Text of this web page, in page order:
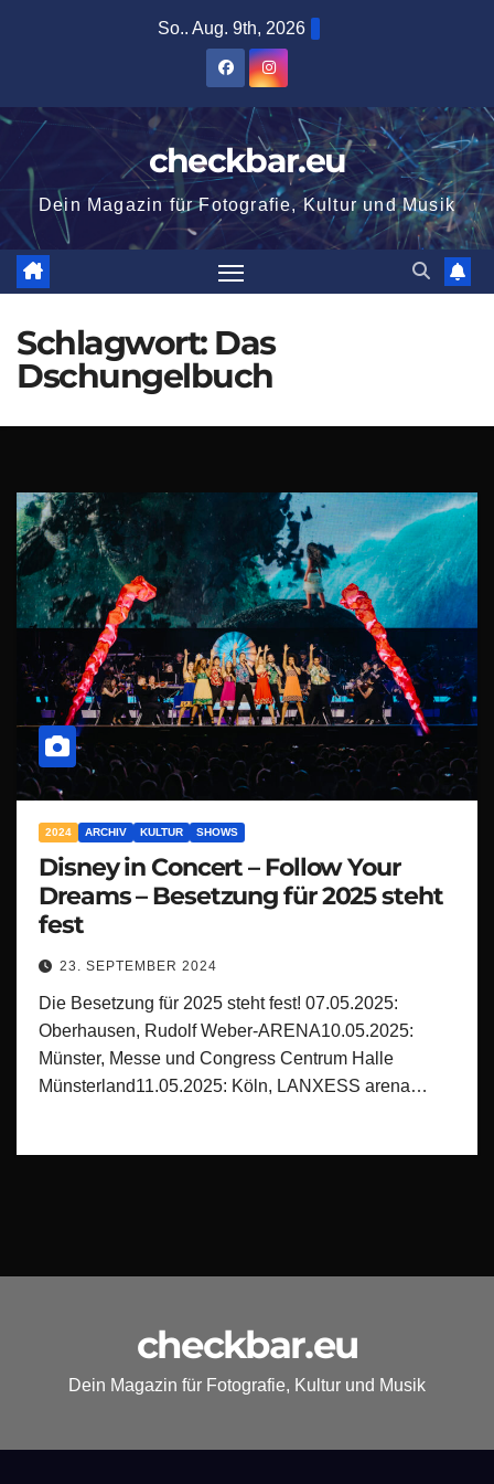
So.. Aug. 9th, 2026
checkbar.eu
Dein Magazin für Fotografie, Kultur und Musik
Schlagwort: Das
Dschungelbuch
2024 ARCHIV KULTUR SHOWS
Disney in Concert – Follow Your
Dreams – Besetzung für 2025 steht
fest
23. SEPTEMBER 2024
Die Besetzung für 2025 steht fest! 07.05.2025:
Oberhausen, Rudolf Weber-ARENA10.05.2025:
Münster, Messe und Congress Centrum Halle
Münsterland11.05.2025: Köln, LANXESS arena…
checkbar.eu
Dein Magazin für Fotografie, Kultur und Musik